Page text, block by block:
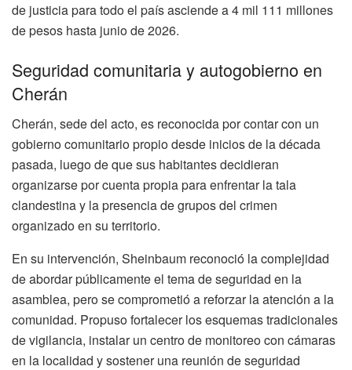
de justicia para todo el país asciende a 4 mil 111 millones
de pesos hasta junio de 2026.
Seguridad comunitaria y autogobierno en
Cherán
Cherán, sede del acto, es reconocida por contar con un
gobierno comunitario propio desde inicios de la década
pasada, luego de que sus habitantes decidieran
organizarse por cuenta propia para enfrentar la tala
clandestina y la presencia de grupos del crimen
organizado en su territorio.
En su intervención, Sheinbaum reconoció la complejidad
de abordar públicamente el tema de seguridad en la
asamblea, pero se comprometió a reforzar la atención a la
comunidad. Propuso fortalecer los esquemas tradicionales
de vigilancia, instalar un centro de monitoreo con cámaras
en la localidad y sostener una reunión de seguridad